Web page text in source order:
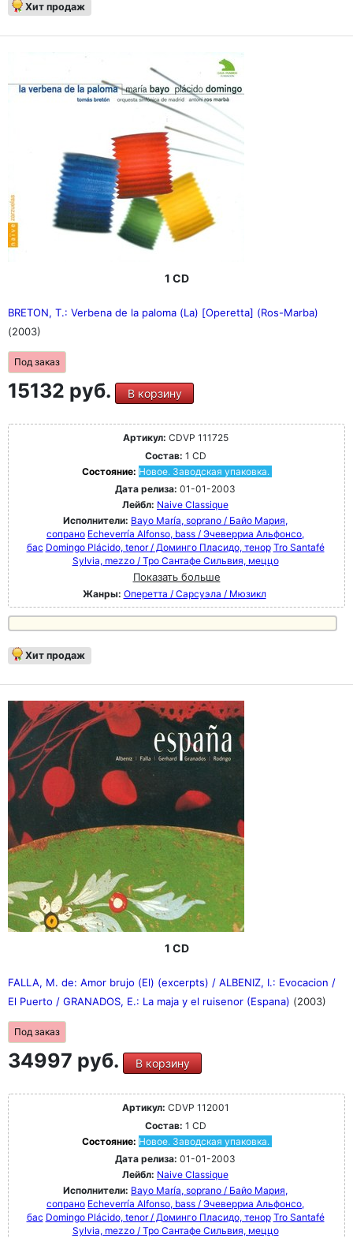
Хит продаж
1 CD
BRETON, T.: Verbena de la paloma (La) [Operetta] (Ros-Marba)
(2003)
Под заказ
15132 руб. В корзину
Артикул: CDVP 111725
Состав: 1 CD
Состояние: Новое. Заводская упаковка.
Дата релиза: 01-01-2003
Лейбл: Naive Classique
Исполнители: Bayo María, soprano / Байо Мария,
сопрано Echeverría Alfonso, bass / Эчеверриа Альфонсо,
бас Domingo Plácido, tenor / Доминго Пласидо, тенор Tro Santafé
Sylvia, mezzo / Тро Сантафе Сильвия, меццо
Показать больше
Жанры: Оперетта / Сарсуэла / Мюзикл
Хит продаж
1 CD
FALLA, M. de: Amor brujo (El) (excerpts) / ALBENIZ, I.: Evocacion /
El Puerto / GRANADOS, E.: La maja y el ruisenor (Espana) (2003)
Под заказ
34997 руб. В корзину
Артикул: CDVP 112001
Состав: 1 CD
Состояние: Новое. Заводская упаковка.
Дата релиза: 01-01-2003
Лейбл: Naive Classique
Исполнители: Bayo María, soprano / Байо Мария,
сопрано Echeverría Alfonso, bass / Эчеверриа Альфонсо,
бас Domingo Plácido, tenor / Доминго Пласидо, тенор Tro Santafé
Sylvia, mezzo / Тро Сантафе Сильвия, меццо